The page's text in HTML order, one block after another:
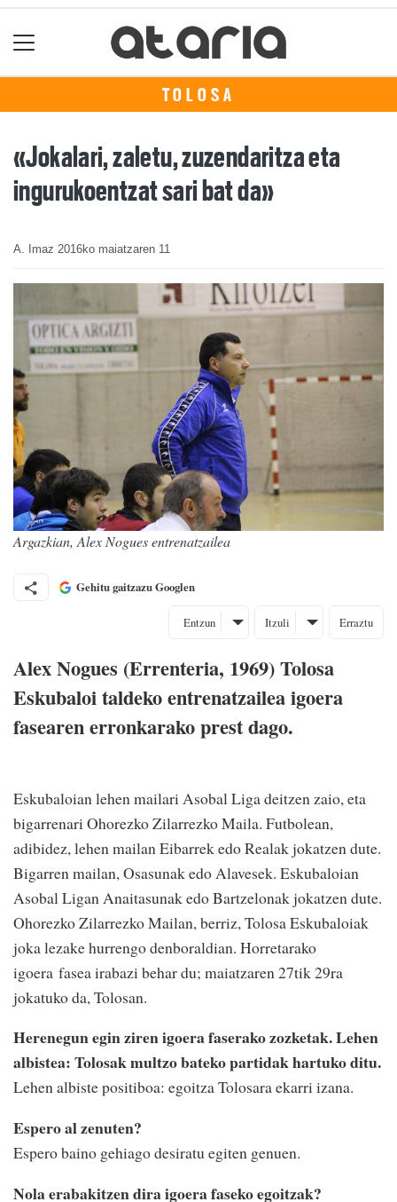
TOLOSA
«Jokalari, zaletu, zuzendaritza eta
ingurukoentzat sari bat da»
A. Imaz 2016ko maiatzaren 11
Argazkian, Alex Nogues entrenatzailea
Gehitu gaitzazu Googlen
Entzun Itzuli Erraztu
Alex Nogues (Errenteria, 1969) Tolosa
Eskubaloi taldeko entrenatzailea igoera
fasearen erronkarako prest dago.
Eskubaloian lehen mailari Asobal Liga deitzen zaio, eta
bigarrenari Ohorezko Zilarrezko Maila. Futbolean,
adibidez, lehen mailan Eibarrek edo Realak jokatzen dute.
Bigarren mailan, Osasunak edo Alavesek. Eskubaloian
Asobal Ligan Anaitasunak edo Bartzelonak jokatzen dute.
Ohorezko Zilarrezko Mailan, berriz, Tolosa Eskubaloiak
joka lezake hurrengo denboraldian. Horretarako
igoera fasea irabazi behar du; maiatzaren 27tik 29ra
jokatuko da, Tolosan.
Herenegun egin ziren igoera faserako zozketak. Lehen
albistea: Tolosak multzo bateko partidak hartuko ditu.
Lehen albiste positiboa: egoitza Tolosara ekarri izana.
Espero al zenuten?
Espero baino gehiago desiratu egiten genuen.
Nola erabakitzen dira igoera faseko egoitzak?